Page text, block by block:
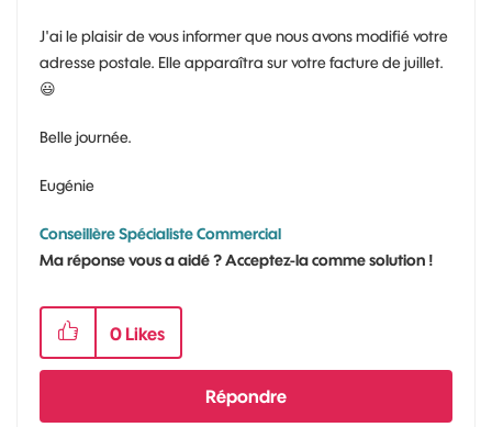
J'ai le plaisir de vous informer que nous avons modifié votre
adresse postale. Elle apparaîtra sur votre facture de juillet.
😃
Belle journée.
Eugénie
Conseillère Spécialiste Commercial
Ma réponse vous a aidé ? Acceptez-la comme solution !
0 Likes
Répondre